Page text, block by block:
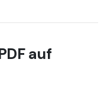
auf